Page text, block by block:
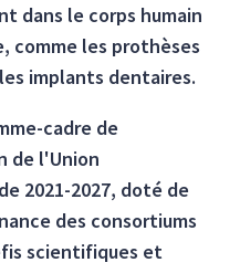
dans le corps humain
comme les prothèses
implants dentaires.
cadre de
de l'Union
2021-2027, doté de
des consortiums
scientifiques et